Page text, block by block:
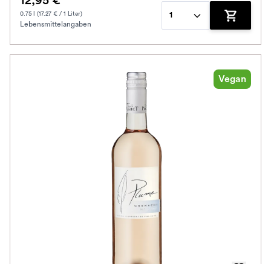
0.75 l (17.27 € / 1 Liter)
Lebensmittelangaben
1
Zum
Vegan